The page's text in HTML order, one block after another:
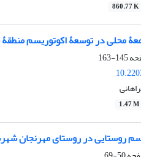
860.77 K
محلی در توسعۀ اکوتوریسم
145-163
1.47 M
روستایی در روستای مهرنجان